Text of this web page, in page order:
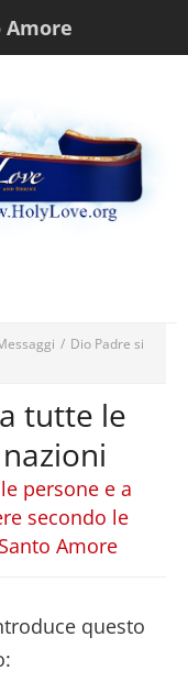
/ Dio Padre si
tutte le
persone e a
secondo le
Amore
questo
Amore